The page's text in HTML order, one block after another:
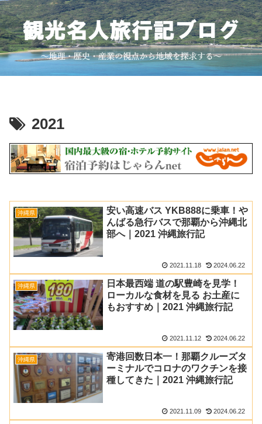
2021
沖縄県
安い高速バス YKB888に乗車！や
んばる急行バスで那覇から沖縄北
部へ｜2021 沖縄旅行記
2021.11.18 2024.06.22
沖縄県
日本最西端 道の駅豊崎を見学！
ローカルな食材を見る お土産に
もおすすめ｜2021 沖縄旅行記
2021.11.12 2024.06.22
沖縄県
寄港回数日本一！那覇クルーズタ
ーミナルでコロナのワクチンを接
種してきた｜2021 沖縄旅行記
2021.11.09 2024.06.22